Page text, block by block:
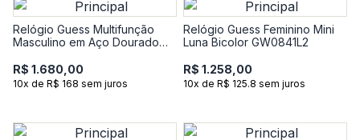
Relógio Guess Multifunção
Masculino em Aço Dourado
R$ 1.680,00
10x de R$ 168 sem juros
Relógio Guess Feminino Mini
Luna Bicolor GW0841L2
R$ 1.258,00
10x de R$ 125.8 sem juros